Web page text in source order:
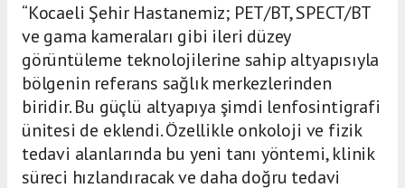
“Kocaeli Şehir Hastanemiz; PET/BT, SPECT/BT
ve gama kameraları gibi ileri düzey
görüntüleme teknolojilerine sahip altyapısıyla
bölgenin referans sağlık merkezlerinden
biridir. Bu güçlü altyapıya şimdi lenfosintigrafi
ünitesi de eklendi. Özellikle onkoloji ve fizik
tedavi alanlarında bu yeni tanı yöntemi, klinik
süreci hızlandıracak ve daha doğru tedavi